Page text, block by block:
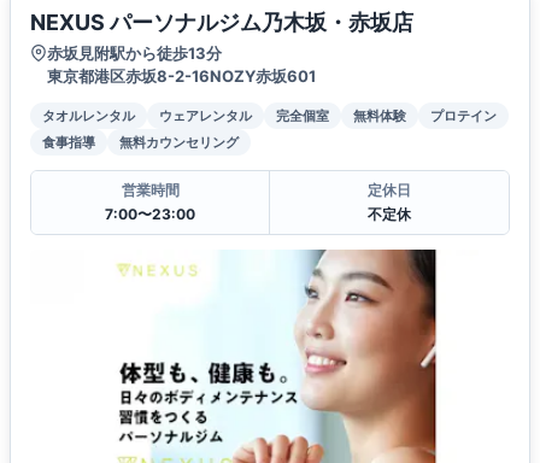
NEXUS パーソナルジム乃木坂・赤坂店
赤坂見附駅から徒歩13分
東京都港区赤坂8-2-16NOZY赤坂601
タオルレンタル ウェアレンタル 完全個室 無料体験
プロテイン
食事指導
無料カウンセリング
営業時間
7:00〜23:00
定休日
不定休